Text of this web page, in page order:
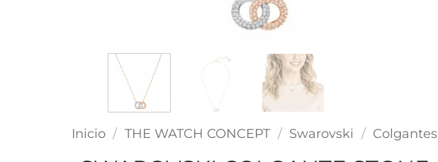
Inicio / THE WATCH CONCEPT / Swarovski / Colgantes